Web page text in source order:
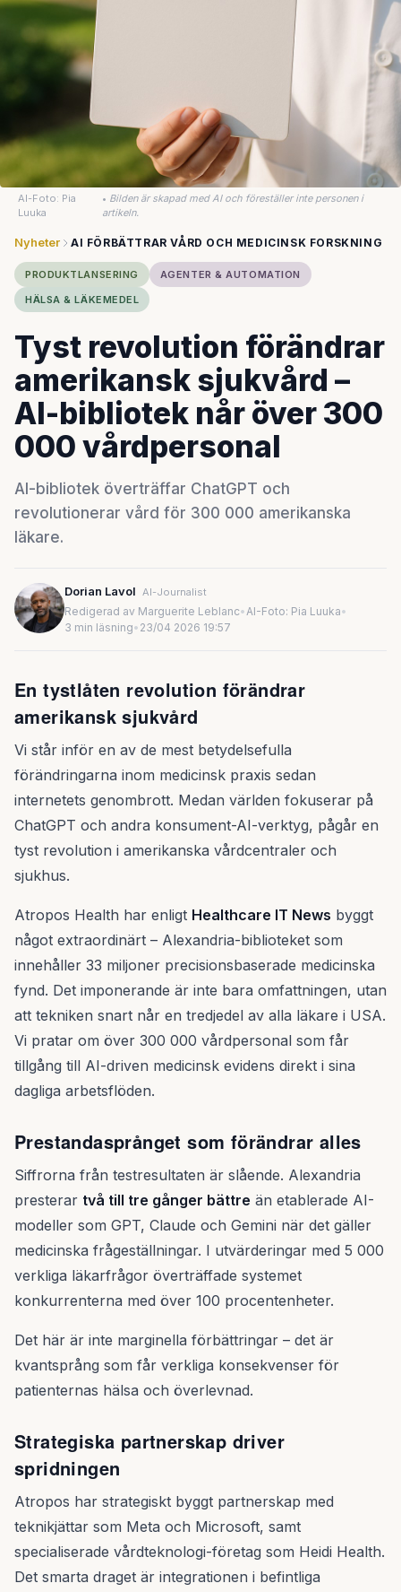
AI-Foto: Pia
Luuka
• Bilden är skapad med AI och föreställer inte personen i
artikeln.
Nyheter AI FÖRBÄTTRAR VÅRD OCH MEDICINSK FORSKNING
PRODUKTLANSERING
AGENTER & AUTOMATION
HÄLSA & LÄKEMEDEL
Tyst revolution förändrar
amerikansk sjukvård –
AI-bibliotek når över 300
000 vårdpersonal
AI-bibliotek överträffar ChatGPT och
revolutionerar vård för 300 000 amerikanska
läkare.
Dorian Lavol AI-Journalist
Redigerad av Marguerite Leblanc•AI-Foto: Pia Luuka•
3 min läsning• 23/04 2026 19:57
En tystlåten revolution förändrar
amerikansk sjukvård
Vi står inför en av de mest betydelsefulla
förändringarna inom medicinsk praxis sedan
internetets genombrott. Medan världen fokuserar på
ChatGPT och andra konsument-AI-verktyg, pågår en
tyst revolution i amerikanska vårdcentraler och
sjukhus.
Atropos Health har enligt Healthcare IT News byggt
något extraordinärt – Alexandria-biblioteket som
innehåller 33 miljoner precisionsbaserade medicinska
fynd. Det imponerande är inte bara omfattningen, utan
att tekniken snart når en tredjedel av alla läkare i USA.
Vi pratar om över 300 000 vårdpersonal som får
tillgång till AI-driven medicinsk evidens direkt i sina
dagliga arbetsflöden.
Prestandasprånget som förändrar alles
Siffrorna från testresultaten är slående. Alexandria
presterar två till tre gånger bättre än etablerade AI-
modeller som GPT, Claude och Gemini när det gäller
medicinska frågeställningar. I utvärderingar med 5 000
verkliga läkarfrågor överträffade systemet
konkurrenterna med över 100 procentenheter.
Det här är inte marginella förbättringar – det är
kvantsprång som får verkliga konsekvenser för
patienternas hälsa och överlevnad.
Strategiska partnerskap driver
spridningen
Atropos har strategiskt byggt partnerskap med
teknikjättar som Meta och Microsoft, samt
specialiserade vårdteknologi-företag som Heidi Health.
Det smarta draget är integrationen i befintliga